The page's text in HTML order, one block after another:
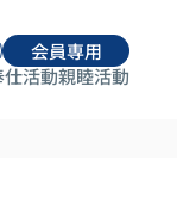
会員専用
仕活動親睦活動